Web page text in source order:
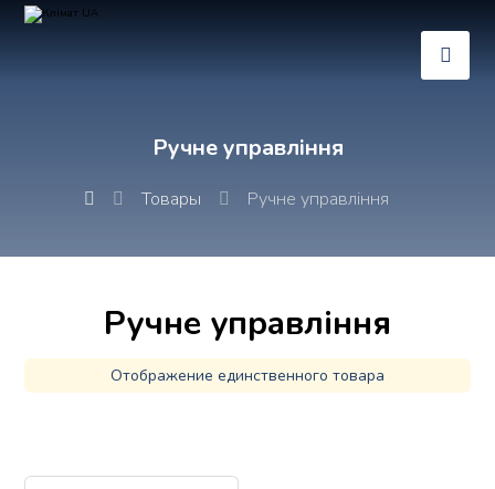
Ручне управління
Товары Ручне управління
Ручне управління
Отображение единственного товара